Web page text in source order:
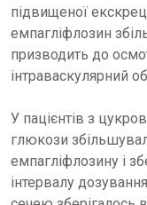
підвищеної
емпагліфлозин
призводить до
інтраваскулярний
У пацієнтів з
глюкози
емпагліфлозину і
інтервалу